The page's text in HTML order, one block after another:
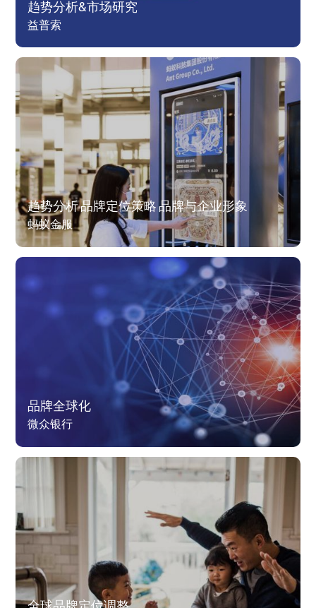
趋势分析&市场研究
益普索
趋势分析 品牌定位策略 品牌与企业形象
蚂蚁金服
品牌全球化
微众银行